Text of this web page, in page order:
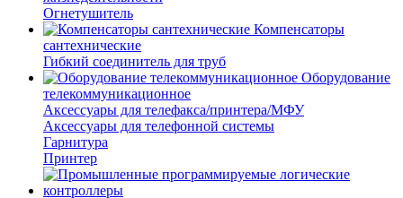
Огнетушитель
Компенсаторы
сантехнические
Гибкий соединитель для труб
Оборудование
телекоммуникационное
Аксессуары для телефакса/принтера/МФУ
Аксессуары для телефонной системы
Гарнитура
Принтер